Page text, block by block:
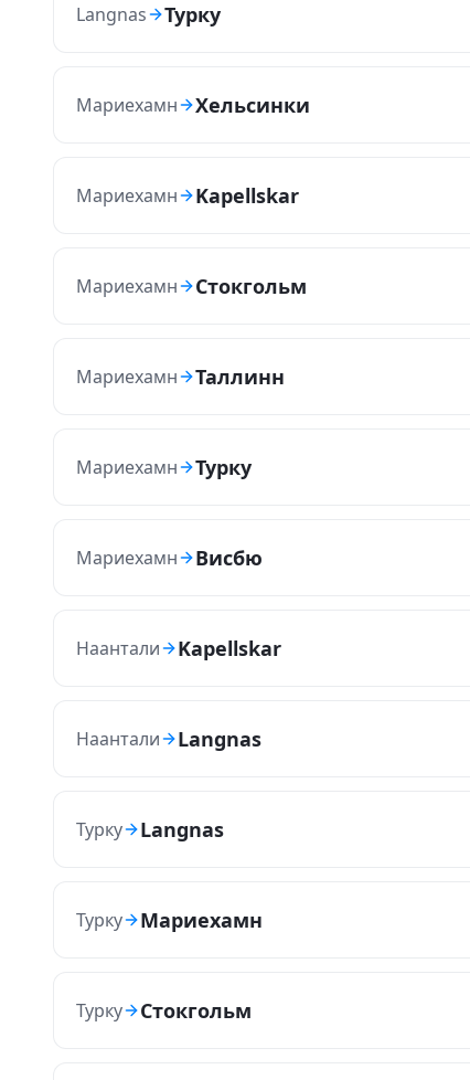
Langnas Турку
Мариехамн Хельсинки
Мариехамн Kapellskar
Мариехамн Стокгольм
Мариехамн Таллинн
Мариехамн Турку
Мариехамн Висбю
Наантали Kapellskar
Наантали Langnas
Турку Langnas
Турку Мариехамн
Турку Стокгольм